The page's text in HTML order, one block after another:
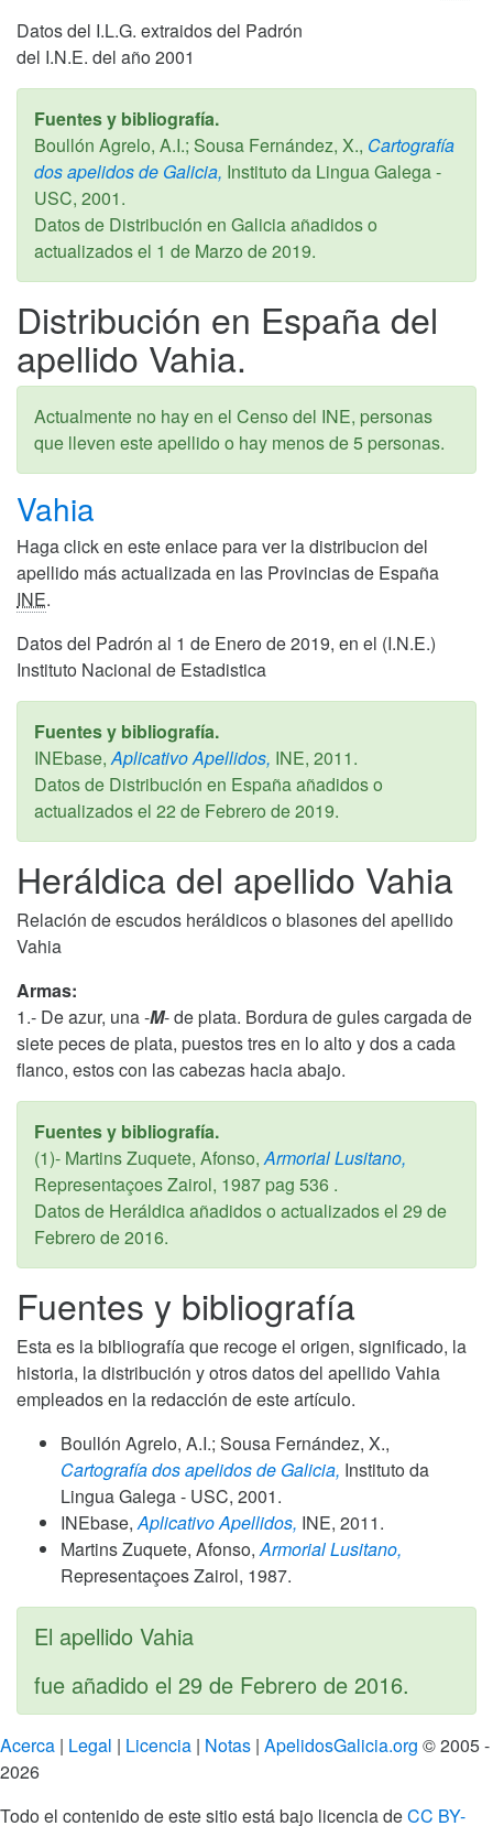
Datos del I.L.G. extraidos del Padrón
del I.N.E. del año 2001
Fuentes y bibliografía.
Boullón Agrelo, A.I.; Sousa Fernández, X., Cartografía
dos apelidos de Galicia, Instituto da Lingua Galega -
USC, 2001.
Datos de Distribución en Galicia añadidos o
actualizados el 1 de Marzo de 2019.
Distribución en España del
apellido Vahia.
Actualmente no hay en el Censo del INE, personas
que lleven este apellido o hay menos de 5 personas.
Vahia
Haga click en este enlace para ver la distribucion del
apellido más actualizada en las Provincias de España
INE.
Datos del Padrón al 1 de Enero de 2019, en el (I.N.E.)
Instituto Nacional de Estadistica
Fuentes y bibliografía.
INEbase,Aplicativo Apellidos, INE, 2011.
Datos de Distribución en España añadidos o
actualizados el 22 de Febrero de 2019.
Heráldica del apellido Vahia
Relación de escudos heráldicos o blasones del apellido
Vahia
Armas:
1.- De azur, una -M- de plata. Bordura de gules cargada de
siete peces de plata, puestos tres en lo alto y dos a cada
flanco, estos con las cabezas hacia abajo.
Fuentes y bibliografía.
(1)- Martins Zuquete, Afonso,Armorial Lusitano,
Representaçoes Zairol, 1987 pag 536 .
Datos de Heráldica añadidos o actualizados el 29 de
Febrero de 2016.
Fuentes y bibliografía
Esta es la bibliografía que recoge el origen, significado, la
historia, la distribución y otros datos del apellido Vahia
empleados en la redacción de este artículo.
Boullón Agrelo, A.I.; Sousa Fernández, X.,
Cartografía dos apelidos de Galicia, Instituto da
Lingua Galega - USC, 2001.
INEbase,Aplicativo Apellidos, INE, 2011.
Martins Zuquete, Afonso,Armorial Lusitano,
Representaçoes Zairol, 1987.
El apellido Vahia
fue añadido el 29 de Febrero de 2016.
Acerca | Legal | Licencia | Notas | ApelidosGalicia.org © 2005 -
2026
Todo el contenido de este sitio está bajo licencia deCC BY-